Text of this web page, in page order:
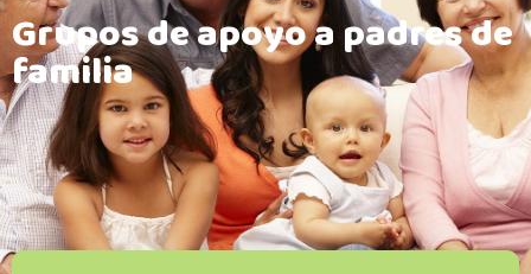
Grupos de apoyo a padres de
familia